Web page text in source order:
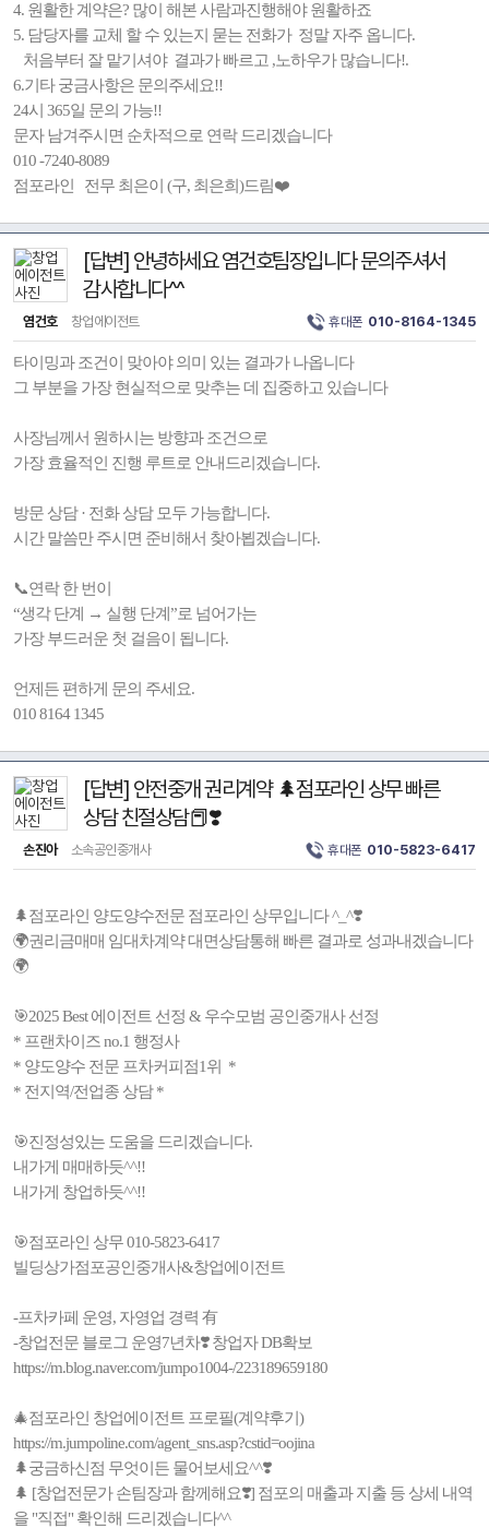
4. 원활한 계약은? 많이 해본 사람과진행해야 원활하죠
5. 담당자를 교체 할 수 있는지 묻는 전화가 정말 자주 옵니다.
처음부터 잘 맡기셔야 결과가 빠르고 ,노하우가 많습니다!.
6.기타 궁금사항은 문의주세요!!
24시 365일 문의 가능!!
문자 남겨주시면 순차적으로 연락 드리겠습니다
010 -7240-8089
점포라인 전무 최은이 (구, 최은희)드림❤️
[답변] 안녕하세요 염건호팀장입니다 문의주셔서
감사합니다^^
염건호 창업에이전트 휴대폰 010-8164-1345
타이밍과 조건이 맞아야 의미 있는 결과가 나옵니다
그 부분을 가장 현실적으로 맞추는 데 집중하고 있습니다
사장님께서 원하시는 방향과 조건으로
가장 효율적인 진행 루트로 안내드리겠습니다.
방문 상담 · 전화 상담 모두 가능합니다.
시간 말씀만 주시면 준비해서 찾아뵙겠습니다.
📞연락 한 번이
“생각 단계 → 실행 단계”로 넘어가는
가장 부드러운 첫 걸음이 됩니다.
언제든 편하게 문의 주세요.
010 8164 1345
[답변] 안전중개 권리계약 🌲점포라인 상무 빠른
상담 친절상담📕❣️
손진아 소속공인중개사 휴대폰 010-5823-6417
🌲점포라인 양도양수전문 점포라인 상무입니다 ^_^❣️
🌍권리금매매 임대차계약 대면상담통해 빠른 결과로 성과내겠습니다
🌍
🎯2025 Best 에이전트 선정 & 우수모범 공인중개사 선정
* 프랜차이즈 no.1 행정사
* 양도양수 전문 프차커피점1위 *
* 전지역/전업종 상담 *
🎯진정성있는 도움을 드리겠습니다.
내가게 매매하듯^^!!
내가게 창업하듯^^!!
🎯점포라인 상무 010-5823-6417
빌딩상가점포공인중개사&창업에이전트
-프차카페 운영, 자영업 경력 有
-창업전문 블로그 운영7년차❣️ 창업자 DB확보
https://m.blog.naver.com/jumpo1004-/223189659180
🎄점포라인 창업에이전트 프로필(계약후기)
https://m.jumpoline.com/agent_sns.asp?cstid=oojina
🌲궁금하신점 무엇이든 물어보세요^^❣️
🌲 [창업전문가 손팀장과 함께해요❣️] 점포의 매출과 지출 등 상세 내역
을 "직접" 확인해 드리겠습니다^^